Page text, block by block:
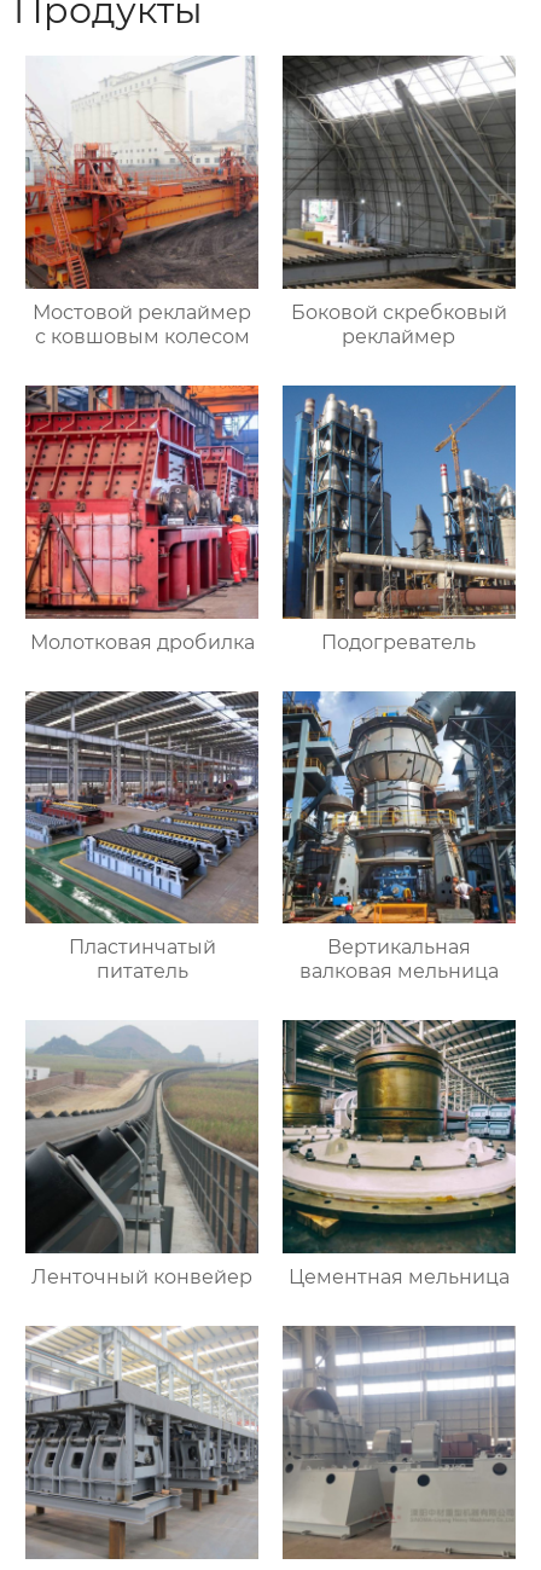
Продукты
Мостовой реклаймер
с ковшовым колесом
Боковой скребковый
реклаймер
Молотковая дробилка Подогреватель
Пластинчатый
питатель
Вертикальная
валковая мельница
Ленточный конвейер Цементная мельница